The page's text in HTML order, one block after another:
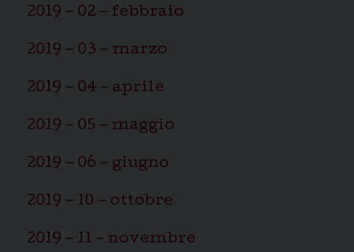
2019 – 02 – febbraio
2019 – 03 – marzo
2019 – 04 – aprile
2019 – 05 – maggio
2019 – 06 – giugno
2019 – 10 – ottobre
2019 – 11 – novembre